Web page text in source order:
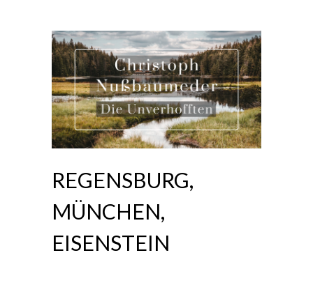
REGENSBURG,
MÜNCHEN,
EISENSTEIN